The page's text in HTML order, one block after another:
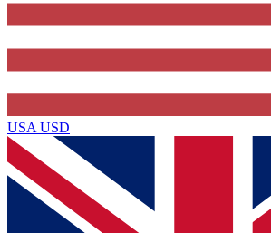
USA USD